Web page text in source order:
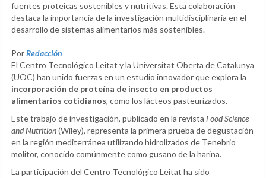
fuentes proteicas sostenibles y nutritivas. Esta colaboración
destaca la importancia de la investigación multidisciplinaria en el
desarrollo de sistemas alimentarios más sostenibles.
PorRedacción
El Centro Tecnológico Leitat y la Universitat Oberta de Catalunya
(UOC) han unido fuerzas en un estudio innovador que explora la
incorporación de proteína de insecto en productos
alimentarios cotidianos, como los lácteos pasteurizados.
Este trabajo de investigación, publicado en la revista Food Science
and Nutrition(Wiley), representa la primera prueba de degustación
en la región mediterránea utilizando hidrolizados de Tenebrio
molitor, conocido comúnmente como gusano de la harina.
La participación del Centro Tecnológico Leitat ha sido